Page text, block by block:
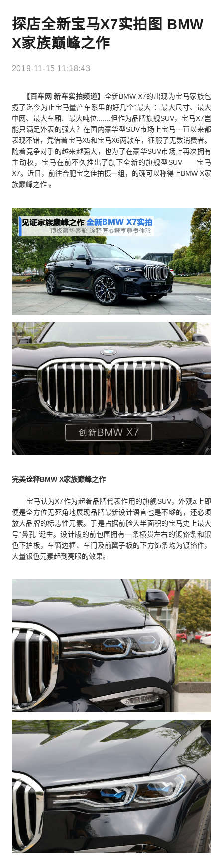
探店全新宝马X7实拍图 BMW
X家族巅峰之作
2019-11-15 11:18:43
【百车网 新车实拍频道】 全新BMW X7的出现为宝马家族包
揽了迄今为止宝马量产车系里的好几个“最大”：最大尺寸、最大
中网、最大车厢、最大吨位.......但作为品牌旗舰SUV，宝马X7岂
能只满足外表的强大？在国内豪华型SUV市场上宝马一直以来都
表现不错，凭借着宝马X5和宝马X6两款车，征服了无数消费者。
随着竞争对手的越来越强大，也为了在豪华SUV市场上再次拥有
主动权，宝马在前不久推出了旗下全新的旗舰型SUV——宝马
X7。近日，前往合肥宝之佳拍摄一组，的确可以称得上BMW X家
族巅峰之作 。
完美诠释BMW X家族巅峰之作
宝马认为X7作为起着品牌代表作用的旗舰SUV，外观a上即
便是全方位无死角地展现品牌最新设计语言也是不够的，还必须
放大品牌的标志性元素。于是占据前脸大半面积的宝马史上最大
号“鼻孔”诞生。设计版的前包围拥有一条横贯左右的镀铬条和银
色下护板，车窗边框、车门及前翼子板的下方饰条均为镀铬件，
大量银色元素起到亮眼的效果。